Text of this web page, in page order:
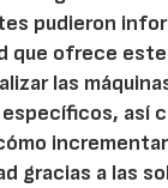
pudieron
que ofrece
las
así
gracias a las